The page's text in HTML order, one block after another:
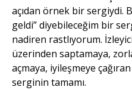
açıdan örnek bir sergiydi.
geldi” diyebileceğim bir
nadiren rastlıyorum.
üzerinden saptamaya,
açmaya, iyileşmeye
serginin tamamı.